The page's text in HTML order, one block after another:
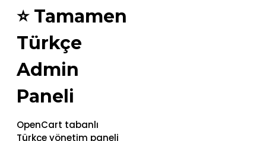
⭐ Tamamen
Türkçe
Admin
Paneli
OpenCart tabanlı
Türkçe yönetim paneli